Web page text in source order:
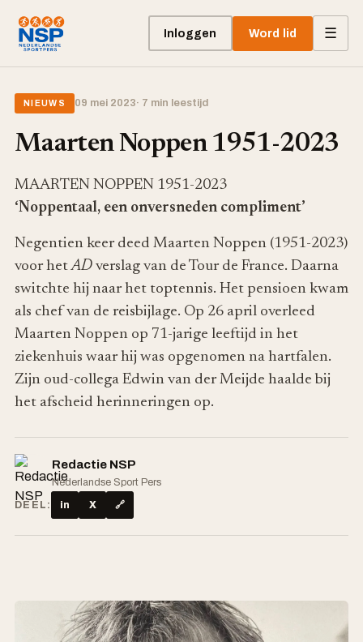
Inloggen Word lid ☰
NIEUWS 09 mei 2023· 7 min leestijd
Maarten Noppen 1951-2023
MAARTEN NOPPEN 1951-2023
‘Noppentaal, een onversneden compliment’
Negentien keer deed Maarten Noppen (1951-2023)
voor hetAD verslag van de Tour de France. Daarna
switchte hij naar het toptennis. Het pensioen kwam
als chef van de reisbijlage. Op 26 april overleed
Maarten Noppen op 71-jarige leeftijd in het
ziekenhuis waar hij was opgenomen na hartfalen.
Zijn oud-collega Edwin van der Meijde haalde bij
het afscheid herinneringen op.
Redactie NSP
Nederlandse Sport Pers
DEEL:
in X 🔗